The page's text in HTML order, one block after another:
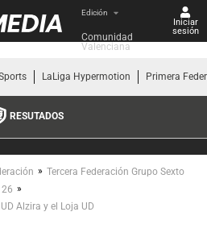
Edición
Comunidad
Valenciana
Iniciar
sesión
LaLiga Hypermotion Primera
RESUTADOS
» Tercera Federación Grupo Sexto
26 »
Alzira y el Loja UD